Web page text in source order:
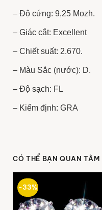
– Độ cứng: 9,25 Mozh.
– Giác cắt: Excellent
– Chiết suất: 2.670.
– Màu Sắc (nước): D.
– Độ sạch: FL
– Kiểm định: GRA
CÓ THỂ BẠN QUAN TÂM
-33%